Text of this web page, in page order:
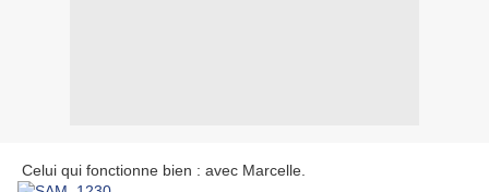
Celui qui fonctionne bien : avec Marcelle.